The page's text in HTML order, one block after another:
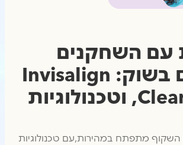
עם השחקנים
המובילים בשוק: Invisalign
,ClearX ,Kline וטכנולוגיות
השקוף מתפתח במהירות,עם טכנולוגיות